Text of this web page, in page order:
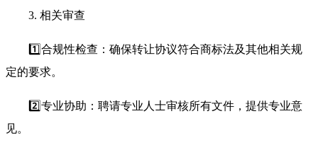
3. 相关审查
1️⃣合规性检查：确保转让协议符合商标法及其他相关规
定的要求。
2️⃣专业协助：聘请专业人士审核所有文件，提供专业意
见。